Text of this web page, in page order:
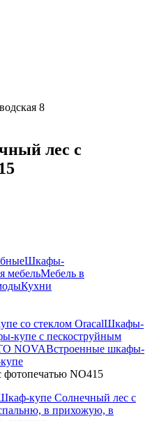
8
лес с
Шкафы-
мебельМебель в
Кухни
со стеклом OracalШкафы-
купе с пескоструйным
NOVAВстроенные шкафы-
NO415